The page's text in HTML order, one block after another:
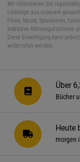
Wir informieren Sie
Lieblinge aus unserem
Filme, Musik, Spielwaren,
exklusive Aktionsgutscheine
Diese Einwilligung kann
widerrufen werden.
Über
Bücher
Heute
morgen